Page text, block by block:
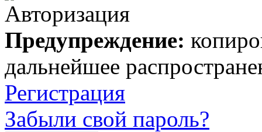
Авторизация
Предупреждение:
дальнейшее
Регистрация
Забыли свой пароль?